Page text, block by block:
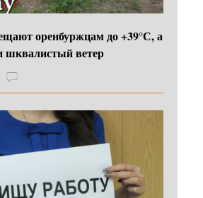
оренбуржцам до +39°С, а
шквалистый ветер